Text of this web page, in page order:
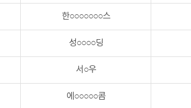
한○○○○○○○스
성○○○○딩
서○우
에○○○○○콤